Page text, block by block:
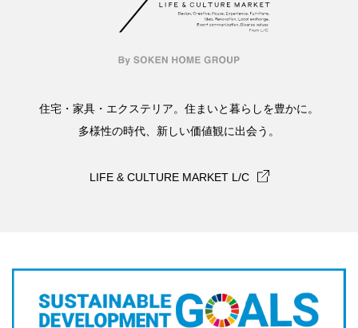
住宅・家具・エクステリア。住まいと暮らしを豊かに。
多様性の時代、新しい価値観に出会う。
LIFE & CULTURE MARKET L/C